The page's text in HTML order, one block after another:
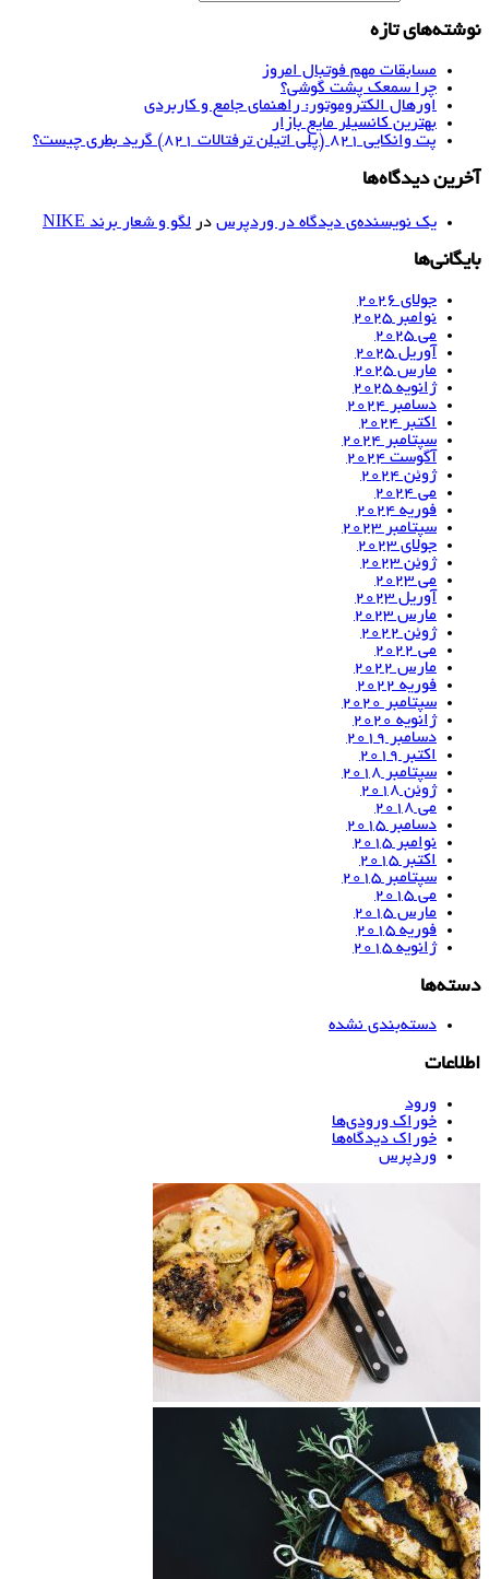
نوشته‌های تازه
مسابقات مهم فوتبال امروز
چرا سمعک پشت گوشی؟
اورهال الکتروموتور: راهنمای جامع و کاربردی
بهترین کانسیلر مایع بازار
پت وانکایی ۸۲۱ (پلی اتیلن ترفتالات ۸۲۱) گرید بطری چیست؟
آخرین دیدگاه‌ها
یک نویسنده‌ی دیدگاه در وردپرس در لگو و شعار برند NIKE
بایگانی‌ها
جولای 2026
نوامبر 2025
می 2025
آوریل 2025
مارس 2025
ژانویه 2025
دسامبر 2024
اکتبر 2024
سپتامبر 2024
آگوست 2024
ژوئن 2024
می 2024
فوریه 2024
سپتامبر 2023
جولای 2023
ژوئن 2023
می 2023
آوریل 2023
مارس 2023
ژوئن 2022
می 2022
مارس 2022
فوریه 2022
سپتامبر 2020
ژانویه 2020
دسامبر 2019
اکتبر 2019
سپتامبر 2018
ژوئن 2018
می 2018
دسامبر 2015
نوامبر 2015
اکتبر 2015
سپتامبر 2015
می 2015
مارس 2015
فوریه 2015
ژانویه 2015
دسته‌ها
دسته‌بندی نشده
اطلاعات
ورود
خوراک ورودی‌ها
خوراک دیدگاه‌ها
وردپرس